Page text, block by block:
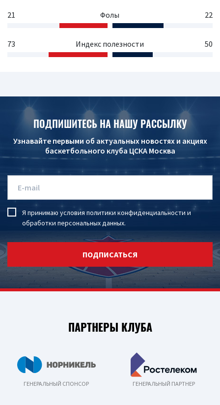
21 Фолы 22
73 Индекс полезности 50
ПОДПИШИТЕСЬ НА НАШУ РАССЫЛКУ
Узнавайте первыми об актуальных новостях и акциях
баскетбольного клуба ЦСКА Москва
Я принимаю условия политики конфиденциальности и
обработки персональных данных.
ПОДПИСАТЬСЯ
ПАРТНЕРЫ КЛУБА
ГЕНЕРАЛЬНЫЙ СПОНСОР ГЕНЕРАЛЬНЫЙ ПАРТНЕР